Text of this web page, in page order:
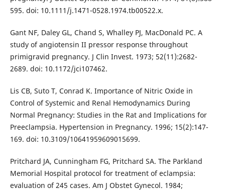
595. doi: 10.1111/j.1471-0528.1974.tb00522.x.
Gant NF, Daley GL, Chand S, Whalley PJ, MacDonald PC. A
study of angiotensin II pressor response throughout
primigravid pregnancy. J Clin Invest. 1973; 52(11):2682-
2689. doi: 10.1172/jci107462.
Lis CB, Suto T, Conrad K. Importance of Nitric Oxide in
Control of Systemic and Renal Hemodynamics During
Normal Pregnancy: Studies in the Rat and Implications for
Preeclampsia. Hypertension in Pregnancy. 1996; 15(2):147-
169. doi: 10.3109/10641959609015699.
Pritchard JA, Cunningham FG, Pritchard SA. The Parkland
Memorial Hospital protocol for treatment of eclampsia:
evaluation of 245 cases. Am J Obstet Gynecol. 1984;